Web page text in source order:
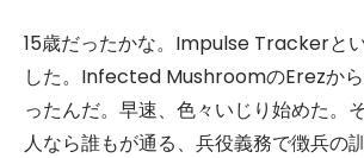
15歳だったかな。Impulse Trackerと
した。Infected MushroomのErezか
ったんだ。早速、色々いじり始めた。
人なら誰もが通る、兵役義務で徴兵の